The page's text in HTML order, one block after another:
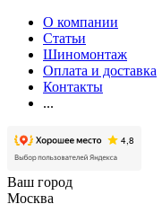
О компании
Статьи
Шиномонтаж
Оплата и доставка
Контакты
...
Ваш город
Москва